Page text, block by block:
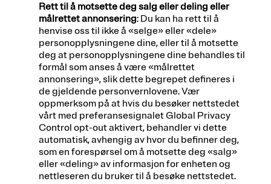
Rett til å motsette deg salg eller deling eller
målrettet annonsering: Du kan ha rett til å
henvise oss til ikke å «selge» eller «dele»
personopplysningene dine, eller til å motsette
deg at personopplysningene dine behandles til
formål som anses å være «målrettet
annonsering», slik dette begrepet defineres i
de gjeldende personvernlovene. Vær
oppmerksom på at hvis du besøker nettstedet
vårt med preferansesignalet Global Privacy
Control opt-out aktivert, behandler vi dette
automatisk, avhengig av hvor du befinner deg,
som en forespørsel om å motsette deg «salg»
eller «deling» av informasjon for enheten og
nettleseren du bruker til å besøke nettstedet.